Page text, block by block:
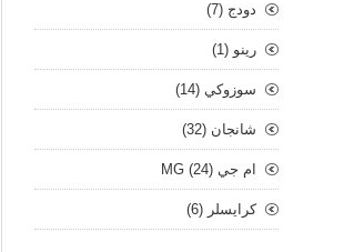
دودج (7)
رينو (1)
سوزوكي (14)
شانجان (32)
ام جي MG (24)
كرايسلر (6)